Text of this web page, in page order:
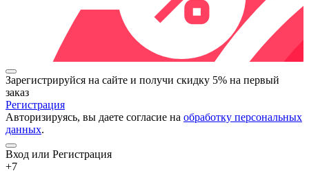
Зарегистрируйся на сайте и получи скидку 5% на первый
заказ
Регистрация
Авторизируясь, вы даете согласие на обработку персональных
данных.
Вход или Регистрация
+7